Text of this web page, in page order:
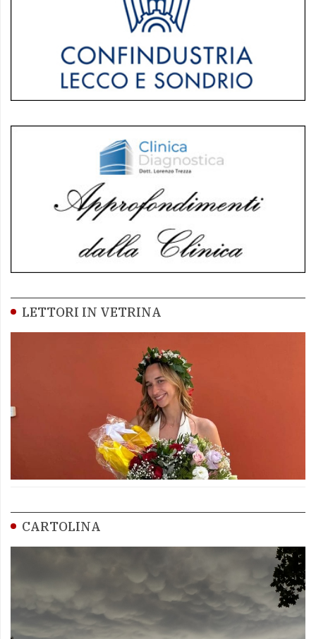
LETTORI IN VETRINA
CARTOLINA